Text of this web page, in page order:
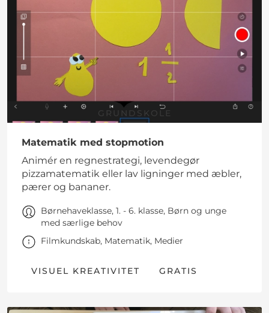
GRUNDSKOLE
Matematik med stopmotion
Animér en regnestrategi, levendegør
pizzamatematik eller lav ligninger med æbler,
pærer og bananer.
Børnehaveklasse, 1. - 6. klasse, Børn og unge
med særlige behov
Filmkundskab, Matematik, Medier
VISUEL KREATIVITET GRATIS